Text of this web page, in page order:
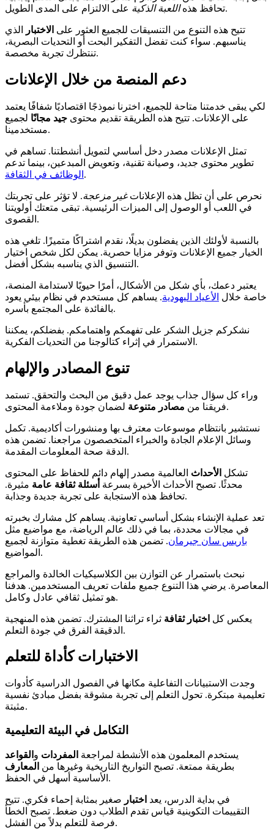
تحافظ هذهاللعبة الذكية على الالتزام على المدى الطويل.
تتيح هذه التنوع من التنسيقات للجميع العثور على الاختبار
الذي
يناسبهم. سواء كنت تفضل التفكير البحت أو التحديات البصرية،
تنتظرك تجربة مخصصة.
دعم المنصة من خلال الإعلانات
لكي يبقى خدمتنا متاحة للجميع، اخترنا نموذجًا اقتصاديًا شفافًا يعتمد
على الإعلانات. تتيح هذه الطريقة تقديم محتوى جيد مجانًا لجميع
مستخدمينا.
تمثل الإعلانات مصدر دخل أساسي لتمويل أنشطتنا. تساهم في
تطوير محتوى جديد، وصيانة تقنية، وتعويض المبدعين، بينما تدعم
الوظائف في الثقافة .
نحرص على أن تظل هذه الإعلاناتغير مزعجة. لا تؤثر على تجربتك
في اللعب أو الوصول إلى الميزات الرئيسية. تبقى متعتك أولويتنا
القصوى.
بالنسبة لأولئك الذين يفضلون بديلًا، نقدم اشتراكًا متميزًا. تلغي هذه
الخيار جميع الإعلانات وتوفر مزايا حصرية. يمكن لكل شخص اختيار
التنسيق الذي يناسبه بشكل أفضل.
يعتبر دعمك، بأي شكل من الأشكال، أمرًا حيويًا لاستدامة المنصة،
خاصة خلال الأعياد اليهودية. يساهم كل مستخدم في نظام بيئي يعود
بالفائدة على المجتمع بأسره.
نشكركم جزيل الشكر على تفهمكم واهتمامكم. بفضلكم، يمكننا
الاستمرار في إثراء كتالوجنا من التحديات الفكرية.
تنوع المصادر والإلهام
وراء كل سؤال جذاب يوجد عمل دقيق من البحث والتحقق. تستمد
فريقنا من مصادر متنوعة لضمان جودة وملاءمة المحتوى.
نستشير بانتظام موسوعات معترف بها ومنشورات أكاديمية. تكمل
وسائل الإعلام الجادة والخبراء المتخصصون مراجعنا. تضمن هذه
الدقة صحة المعلومات المقدمة.
تشكل الأحداث العالمية مصدر إلهام دائم للحفاظ على المحتوى
محدثًا. تصبح الأحداث الأخيرة بسرعة أسئلة ثقافة عامة مثيرة.
تحافظ هذه الاستجابة على تجربة جديدة وجذابة.
تعد عملية الإنشاء بشكل أساسي تعاونية. يساهم كل مشارك بخبرته
في مجالات محددة، بما في ذلك عالم الرياضة، مع مواضيع مثل
باريس سان جيرمان. تضمن هذه الطريقة تغطية متوازنة لجميع
المواضيع.
نبحث باستمرار عن التوازن بين الكلاسيكيات الخالدة والمراجع
المعاصرة. يرضي هذا التنوع جميع ملفات تعريف المستخدمين. هدفنا
هو تمثيل ثقافي عادل وكامل.
يعكس كل اختبار ثقافة ثراء تراثنا المشترك. تضمن هذه المنهجية
الدقيقة الفرق في جودة التعلم.
الاختبارات كأداة للتعلم
وجدت الاستبيانات التفاعلية مكانها في الفصول الدراسية كأدوات
تعليمية مبتكرة. تحول التعلم إلى تجربة مشوقة بفضل مبادئ نفسية
مثبتة.
التكامل في البيئة التعليمية
يستخدم المعلمون هذه الأنشطة لمراجعة المفردات و القواعد
بطريقة ممتعة. تصبح التواريخ التاريخية وغيرها من المعارف
الأساسية أسهل في الحفظ.
في بداية الدرس، يعد اختبار صغير بمثابة إحماء فكري. تتيح
التقييمات التكوينية قياس تقدم الطلاب دون ضغط. تصبح الخطأ
فرصة للتعلم بدلاً من الفشل.